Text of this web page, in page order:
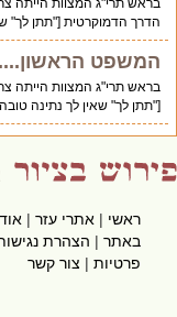
בראש תרי"ג המצוות הייתה
הדרך הדמוקרטית ["תתן לך"
המשפט הראשון....
בראש תרי"ג המצוות הייתה
["תתן לך" שאין לך נתינה טובה
ראשי|אתרי עזר|
באתר|הצהרת נגישות|
פרטיות|צור קשר